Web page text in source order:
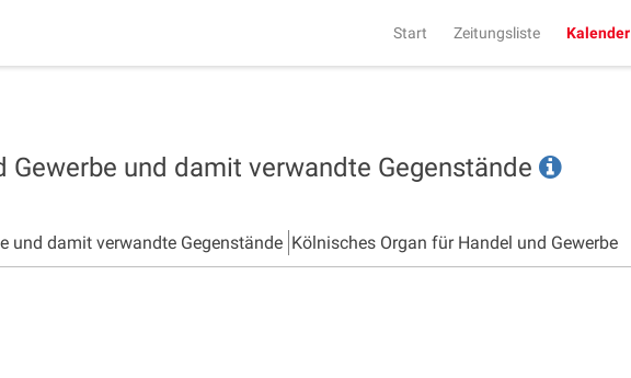
Start Zeitungsliste Kalender
und damit verwandte Gegenstände
und damit verwandte Gegenstände Kölnisches Organ für Handel und Gewerbe